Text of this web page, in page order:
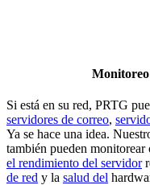
Monitoreo
Si está en su red, PRTG
servidores de correo,
Ya se hace una idea.
también pueden
el rendimiento del servidor
de red y la salud del